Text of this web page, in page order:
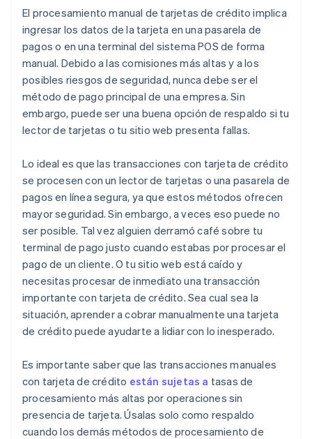
El procesamiento manual de tarjetas de crédito implica
ingresar los datos de la tarjeta en una pasarela de
pagos o en una terminal del sistema POS de forma
manual. Debido a las comisiones más altas y a los
posibles riesgos de seguridad, nunca debe ser el
método de pago principal de una empresa. Sin
embargo, puede ser una buena opción de respaldo si tu
lector de tarjetas o tu sitio web presenta fallas.
Lo ideal es que las transacciones con tarjeta de crédito
se procesen con un lector de tarjetas o una pasarela de
pagos en línea segura, ya que estos métodos ofrecen
mayor seguridad. Sin embargo, a veces eso puede no
ser posible. Tal vez alguien derramó café sobre tu
terminal de pago justo cuando estabas por procesar el
pago de un cliente. O tu sitio web está caído y
necesitas procesar de inmediato una transacción
importante con tarjeta de crédito. Sea cual sea la
situación, aprender a cobrar manualmente una tarjeta
de crédito puede ayudarte a lidiar con lo inesperado.
Es importante saber que las transacciones manuales
con tarjeta de crédito están sujetas a tasas de
procesamiento más altas por operaciones sin
presencia de tarjeta. Úsalas solo como respaldo
cuando los demás métodos de procesamiento de